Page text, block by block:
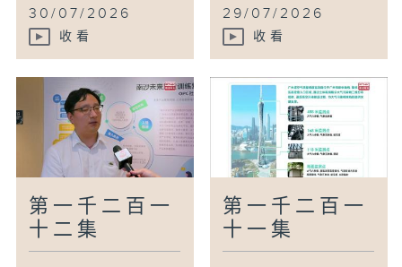
30/07/2026
收看
29/07/2026
收看
第一千二百一
十二集
第一千二百一
十一集